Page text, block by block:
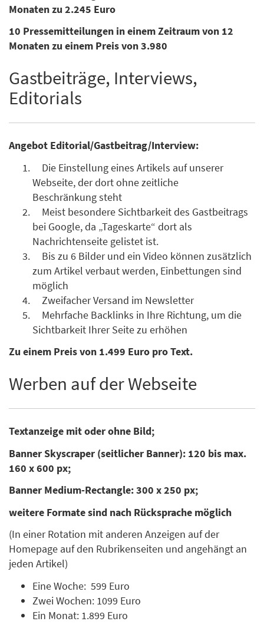
Monaten zu 2.245 Euro
10 Pressemitteilungen in einem Zeitraum von 12
Monaten zu einem Preis von 3.980
Gastbeiträge, Interviews,
Editorials
Angebot Editorial/Gastbeitrag/Interview:
Die Einstellung eines Artikels auf unserer
Webseite, der dort ohne zeitliche
Beschränkung steht
Meist besondere Sichtbarkeit des Gastbeitrags
bei Google, da „Tageskarte“ dort als
Nachrichtenseite gelistet ist.
Bis zu 6 Bilder und ein Video können zusätzlich
zum Artikel verbaut werden, Einbettungen sind
möglich
Zweifacher Versand im Newsletter
Mehrfache Backlinks in Ihre Richtung, um die
Sichtbarkeit Ihrer Seite zu erhöhen
Zu einem Preis von 1.499 Euro pro Text.
Werben auf der Webseite
Textanzeige mit oder ohne Bild;
Banner Skyscraper (seitlicher Banner): 120 bis max.
160 x 600 px;
Banner Medium-Rectangle: 300 x 250 px;
weitere Formate sind nach Rücksprache möglich
(In einer Rotation mit anderen Anzeigen auf der
Homepage auf den Rubrikenseiten und angehängt an
jeden Artikel)
Eine Woche: 599 Euro
Zwei Wochen: 1099 Euro
Ein Monat: 1.899 Euro